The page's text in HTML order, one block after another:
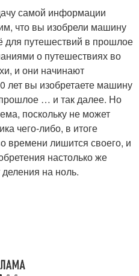
самой информации
что вы изобрели машину
для путешествий в прошлое
о путешествиях во
и они начинают
лет вы изобретаете машину
… и так далее. Но
поскольку не может
чего-либо, в итоге
времени лишится своего, и
настолько же
на ноль.